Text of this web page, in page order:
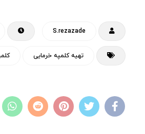
S.rezazade
تهیه کلمپه خرمایی